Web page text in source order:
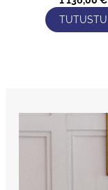
TUTUSTU